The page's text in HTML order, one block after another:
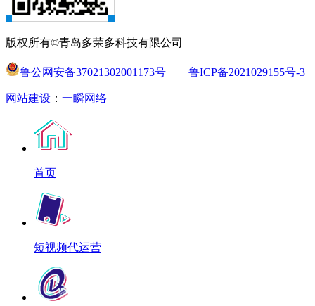
版权所有©青岛多荣多科技有限公司
鲁公网安备37021302001173号 鲁ICP备2021029155号-3
网站建设 ： 一瞬网络
首页
短视频代运营